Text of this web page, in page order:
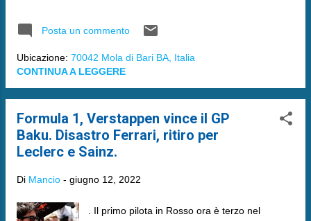
Posta un commento
Ubicazione: 70042 Mola di Bari BA, Italia
CONTINUA A LEGGERE
Formula 1, Verstappen vince il GP
Baku. Disastro Ferrari, ritiro per
Leclerc e Sainz.
Di Mancio - giugno 12, 2022
. Il primo pilota in Rosso ora è terzo nel